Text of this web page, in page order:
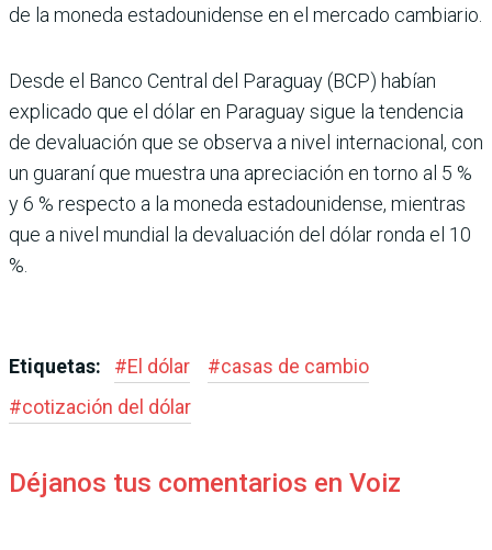
de la moneda estadounidense en el mercado cambiario.
Desde el Banco Central del Paraguay (BCP) habían
expli­cado que el dólar en Paraguay sigue la tendencia
de devalua­ción que se observa a nivel internacional, con
un guaraní que muestra una apreciación en torno al 5 %
y 6 % respecto a la moneda estadounidense, mientras
que a nivel mundial la devaluación del dólar ronda el 10
%.
Etiquetas: #El dólar #casas de cambio
#cotización del dólar
Déjanos tus comentarios en Voiz